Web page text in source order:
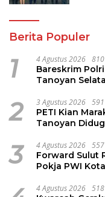
Berita Populer
1 4 Agustus 2026
Bareskrim
Tanoyan
2 3 Agustus 2026
PETI Kian
Tanoyan
3 4 Agustus 2026
Forward Sulut
Pokja PWI
4 Agustus 2026